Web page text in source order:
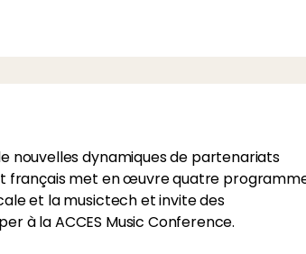
nouvelles dynamiques de partenariats
français met en œuvre quatre
et la musictech et invite des
à la ACCES Music Conference.